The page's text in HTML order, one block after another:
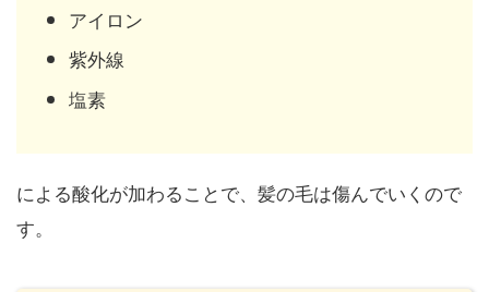
アイロン
紫外線
塩素
による酸化が加わることで、髪の毛は傷んでいくので
す。